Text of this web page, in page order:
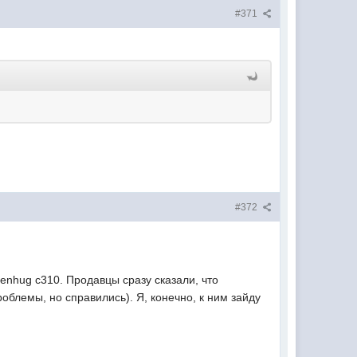
#371
#372
c310. Продавцы сразу сказали, что
но справились). Я, конечно, к ним зайду